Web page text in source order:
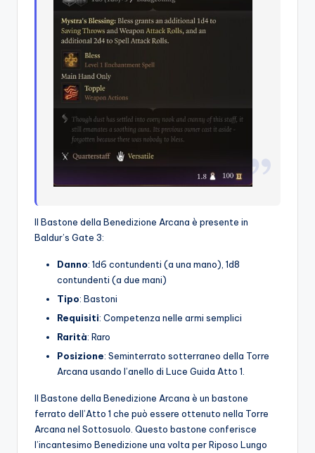
Il Bastone della Benedizione Arcana è presente in
Baldur’s Gate 3:
Danno: 1d6 contundenti (a una mano), 1d8
contundenti (a due mani)
Tipo: Bastoni
Requisiti: Competenza nelle armi semplici
Rarità: Raro
Posizione: Seminterrato sotterraneo della Torre
Arcana usando l’anello di Luce Guida Atto 1.
Il Bastone della Benedizione Arcana è un bastone
ferrato dell’Atto 1 che può essere ottenuto nella Torre
Arcana nel Sottosuolo. Questo bastone conferisce
l’incantesimo Benedizione una volta per Riposo Lungo